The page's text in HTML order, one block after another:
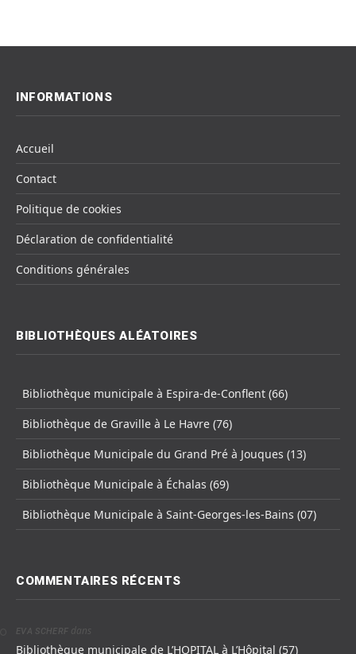
INFORMATIONS
Accueil
Contact
Politique de cookies
Déclaration de confidentialité
Conditions générales
BIBLIOTHÈQUES ALÉATOIRES
Bibliothèque municipale à Espira-de-Conflent (66)
Bibliothèque de Graville à Le Havre (76)
Bibliothèque Municipale du Grand Pré à Jouques (13)
Bibliothèque Municipale à Échalas (69)
Bibliothèque Municipale à Saint-Georges-les-Bains (07)
COMMENTAIRES RÉCENTS
EVA SCHERF dans
Bibliothèque municipale de L’HOPITAL à L’Hôpital (57)